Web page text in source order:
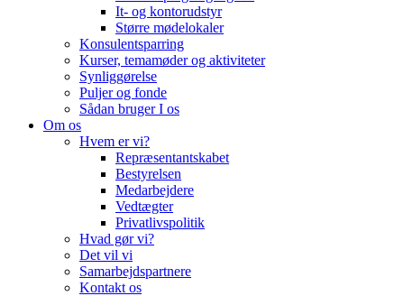
It- og kontorudstyr
Større mødelokaler
Konsulentsparring
Kurser, temamøder og aktiviteter
Synliggørelse
Puljer og fonde
Sådan bruger I os
Om os
Hvem er vi?
Repræsentantskabet
Bestyrelsen
Medarbejdere
Vedtægter
Privatlivspolitik
Hvad gør vi?
Det vil vi
Samarbejdspartnere
Kontakt os